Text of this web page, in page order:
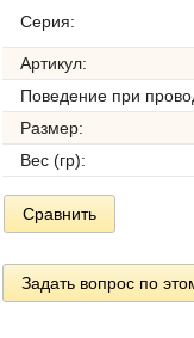
Серия:
Артикул:
Поведение при
Размер:
Вес (гр):
Сравнить
Задать вопрос по